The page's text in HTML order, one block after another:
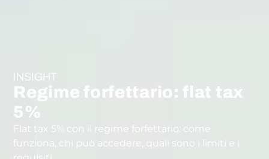
INSIGHT
Regime forfettario: flat tax
5%
Flat tax 5% con il regime forfettario: come
funziona, chi può accedere, quali sono i limiti e i